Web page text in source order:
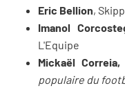
Eric Bellion,
Imanol
L'Equipe
Mickaël Correia,
populaire du